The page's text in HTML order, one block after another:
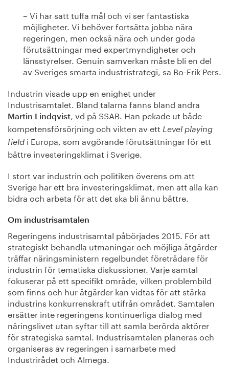
– Vi har satt tuffa mål och vi ser fantastiska
möjligheter. Vi behöver fortsätta jobba nära
regeringen, men också nära och under goda
förutsättningar med expertmyndigheter och
länsstyrelser. Genuin samverkan måste bli en del
av Sveriges smarta industristrategi, sa Bo-Erik Pers.
Industrin visade upp en enighet under
Industrisamtalet. Bland talarna fanns bland andra
Martin Lindqvist, vd på SSAB. Han pekade ut både
kompetensförsörjning och vikten av ett Level playing
field i Europa, som avgörande förutsättningar för ett
bättre investeringsklimat i Sverige.
I stort var industrin och politiken överens om att
Sverige har ett bra investeringsklimat, men att alla kan
bidra och arbeta för att det ska bli ännu bättre.
Om industrisamtalen
Regeringens industrisamtal påbörjades 2015. För att
strategiskt behandla utmaningar och möjliga åtgärder
träffar näringsministern regelbundet företrädare för
industrin för tematiska diskussioner. Varje samtal
fokuserar på ett specifikt område, vilken problembild
som finns och hur åtgärder kan vidtas för att stärka
industrins konkurrenskraft utifrån området. Samtalen
ersätter inte regeringens kontinuerliga dialog med
näringslivet utan syftar till att samla berörda aktörer
för strategiska samtal. Industrisamtalen planeras och
organiseras av regeringen i samarbete med
Industrirådet och Almega.